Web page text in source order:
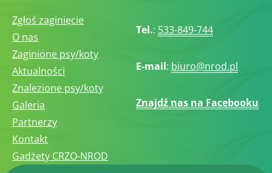
Zgłoś zaginięcie
O nas
Zaginione psy/koty
Aktualności
Znalezione psy/koty
Galeria
Partnerzy
Kontakt
Gadżety CRZO-NROD
Tel.: 533-849-744
E-mail: biuro@nrod.pl
Znajdź nas na Facebooku